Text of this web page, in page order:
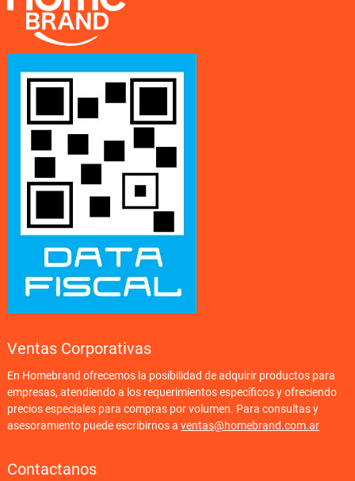
Ventas Corporativas
En Homebrand ofrecemos la posibilidad de adquirir productos para
empresas, atendiendo a los requerimientos específicos y ofreciendo
precios especiales para compras por volumen. Para consultas y
asesoramiento puede escribirnos a ventas@homebrand.com.ar
Contactanos